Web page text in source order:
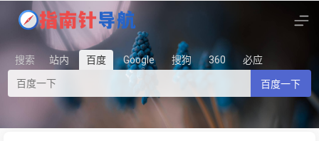
搜索 站内 百度 Google 搜狗 360 必应
百度一下